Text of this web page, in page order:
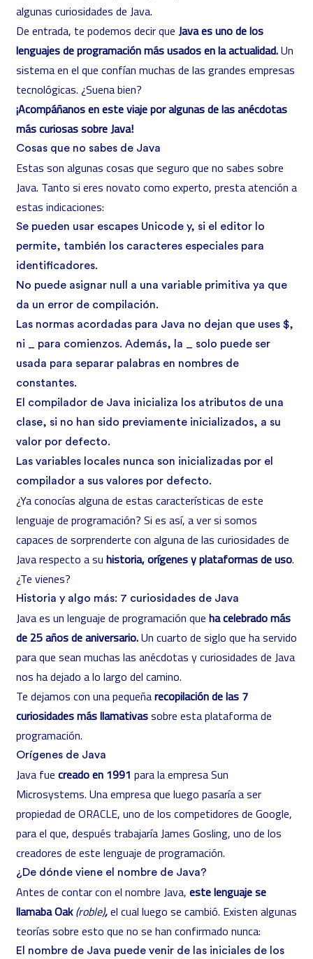
algunas curiosidades de Java.
De entrada, te podemos decir que Java es uno de los
lenguajes de programación más usados en la actualidad.Un
sistema en el que confían muchas de las grandes empresas
tecnológicas. ¿Suena bien?
¡Acompáñanos en este viaje por algunas de las anécdotas
más curiosas sobre Java!
Cosas que no sabes de Java
Estas son algunas cosas que seguro que no sabes sobre
Java. Tanto si eres novato como experto, presta atención a
estas indicaciones:
Se pueden usar escapes Unicode y, si el editor lo
permite, también los caracteres especiales para
identificadores.
No puede asignar null a una variable primitiva ya que
da un error de compilación.
Las normas acordadas para Java no dejan que uses $,
ni _ para comienzos. Además, la _ solo puede ser
usada para separar palabras en nombres de
constantes.
El compilador de Java inicializa los atributos de una
clase, si no han sido previamente inicializados, a su
valor por defecto.
Las variables locales nunca son inicializadas por el
compilador a sus valores por defecto.
¿Ya conocías alguna de estas características de este
lenguaje de programación? Si es así, a ver si somos
capaces de sorprenderte con alguna de las curiosidades de
Java respecto a su historia, orígenes y plataformas de uso.
¿Te vienes?
Historia y algo más: 7 curiosidades de Java
Java es un lenguaje de programación que ha celebrado más
de 25 años de aniversario.Un cuarto de siglo que ha servido
para que sean muchas las anécdotas y curiosidades de Java
nos ha dejado a lo largo del camino.
Te dejamos con una pequeñarecopilación de las 7
curiosidades más llamativassobre esta plataforma de
programación.
Orígenes de Java
Java fue creado en 1991 para la empresa Sun
Microsystems. Una empresa que luego pasaría a ser
propiedad de ORACLE, uno de los competidores de Google,
para el que, después trabajaría James Gosling, uno de los
creadores de este lenguaje de programación.
¿De dónde viene el nombre de Java?
Antes de contar con el nombre Java, este lenguaje se
llamaba Oak(roble),el cual luego se cambió. Existen algunas
teorías sobre esto que no se han confirmado nunca:
El nombre de Java puede venir de las iniciales de los